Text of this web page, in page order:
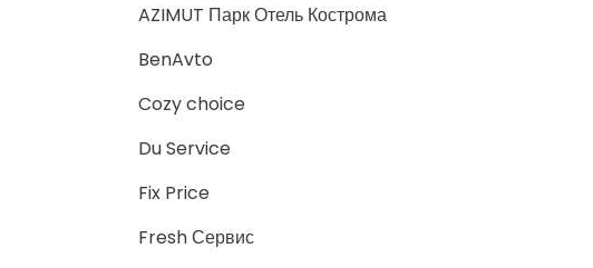
AZIMUT Парк Отель Кострома
BenAvto
Cozy choice
Du Service
Fix Price
Fresh Сервис